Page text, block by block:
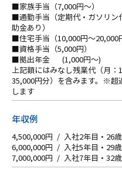
■家族手当（7,000円～）
■通勤手当（定期代・ガソリン
助金あり）
■住宅手当（10,000円～20,000
■資格手当（5,000円）
■拠出年金 (1,000円～)
上記額にはみなし残業代（月：
35,000円分）を含みます。※超
します
年収例
4,500,000円 / 入社2年目・26歳
6,000,000円 / 入社5年目・29歳
7,000,000円 / 入社7年目・32歳